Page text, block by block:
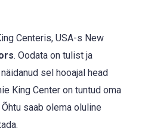
Centeris, USA-s New
. Oodata on tulist ja
sel hooajal head
King Center on tuntud oma
saab olema oluline